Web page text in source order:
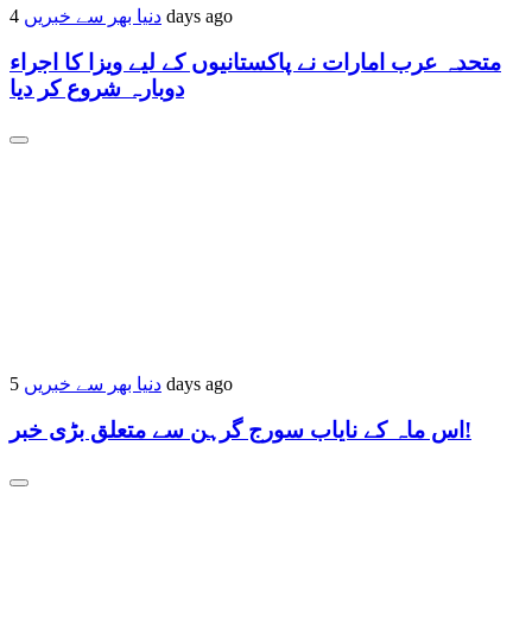
دنیا بھر سے خبریں 4 days ago
متحدہ عرب امارات نے پاکستانیوں کے لیے ویزا کا اجراء
دوبارہ شروع کر دیا
دنیا بھر سے خبریں 5 days ago
اس ماہ کے نایاب سورج گرہن سے متعلق بڑی خبر!